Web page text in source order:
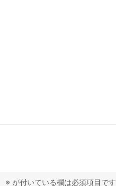
※ が付いている欄は必須項目です